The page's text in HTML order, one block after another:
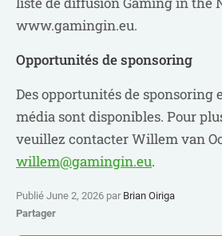
www.gamingin.eu.
Opportunités de sponsoring
Des opportunités de sponsoring
média sont disponibles. Pour
veuillez contacter Willem van
willem@gamingin.eu.
Publié June 2, 2026 par Brian Oiriga
Partager